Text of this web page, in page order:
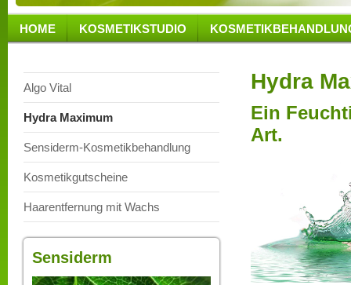
HOME KOSMETIKSTUDIO
Algo Vital
Hydra Maximum
Sensiderm-Kosmetikbehandlung
Kosmetikgutscheine
Haarentfernung mit Wachs
Sensiderm
Hydra
Ein
Art.